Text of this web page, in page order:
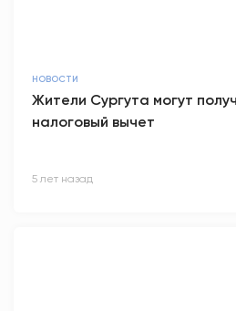
НОВОСТИ
Жители Сургута могут
налоговый вычет
5 лет назад